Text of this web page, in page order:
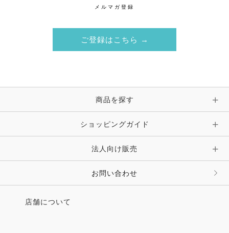
メルマガ登録
ご登録はこちら →
商品を探す
ショッピングガイド
法人向け販売
お問い合わせ
店舗について